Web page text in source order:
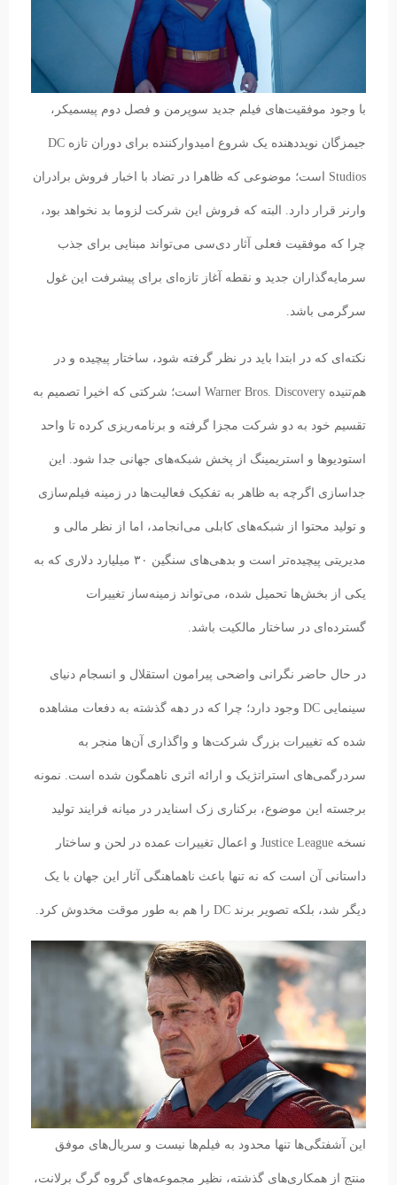
با وجود موفقیت‌های فیلم جدید سوپرمن و فصل دوم پیسمیکر،
جیمزگان نویددهنده یک شروع امیدوارکننده برای دوران تازه DC
Studios است؛ موضوعی که ظاهرا در تضاد با اخبار فروش برادران
وارنر قرار دارد. البته که فروش این شرکت لزوما بد نخواهد بود،
چرا که موفقیت فعلی آثار دی‌سی می‌تواند مبنایی برای جذب
سرمایه‌گذاران جدید و نقطه آغاز تازه‌ای برای پیشرفت این غول
سرگرمی باشد.
نکته‌ای که در ابتدا باید در نظر گرفته شود، ساختار پیچیده و در
هم‌تنیده Warner Bros. Discovery است؛ شرکتی که اخیرا تصمیم به
تقسیم خود به دو شرکت مجزا گرفته و برنامه‌ریزی کرده تا واحد
استودیوها و استریمینگ از پخش شبکه‌های جهانی جدا شود. این
جداسازی اگرچه به ظاهر به تفکیک فعالیت‌ها در زمینه فیلم‌سازی
و تولید محتوا از شبکه‌های کابلی می‌انجامد، اما از نظر مالی و
مدیریتی پیچیده‌تر است و بدهی‌های سنگین ۳۰ میلیارد دلاری که به
یکی از بخش‌ها تحمیل شده، می‌تواند زمینه‌ساز تغییرات
گسترده‌ای در ساختار مالکیت باشد.
در حال حاضر نگرانی واضحی پیرامون استقلال و انسجام دنیای
سینمایی DC وجود دارد؛ چرا که در دهه گذشته به دفعات مشاهده
شده که تغییرات بزرگ شرکت‌ها و واگذاری‌ آن‌ها منجر به
سردرگمی‌های استراتژیک و ارائه اثری ناهمگون شده است. نمونه
برجسته این موضوع، برکناری زک اسنایدر در میانه فرایند تولید
نسخه Justice League و اعمال تغییرات عمده در لحن و ساختار
داستانی آن است که نه تنها باعث ناهماهنگی آثار این جهان با یک
دیگر شد، بلکه تصویر برند DC را هم به طور موقت مخدوش کرد.
این آشفتگی‌ها تنها محدود به فیلم‌ها نیست و سریال‌های موفق
منتج از همکاری‌های گذشته، نظیر مجموعه‌های گروه گرگ برلانت،